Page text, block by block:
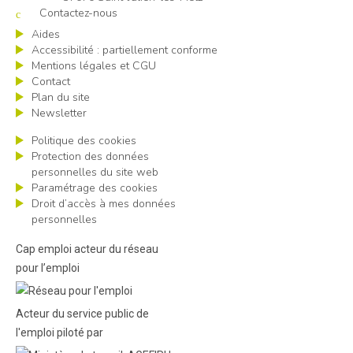
Contactez-nous
Aides
Accessibilité : partiellement conforme
Mentions légales et CGU
Contact
Plan du site
Newsletter
Politique des cookies
Protection des données
personnelles du site web
Paramétrage des cookies
Droit d’accès à mes données
personnelles
Cap emploi acteur du réseau
pour l’emploi
Acteur du service public de
l'emploi piloté par